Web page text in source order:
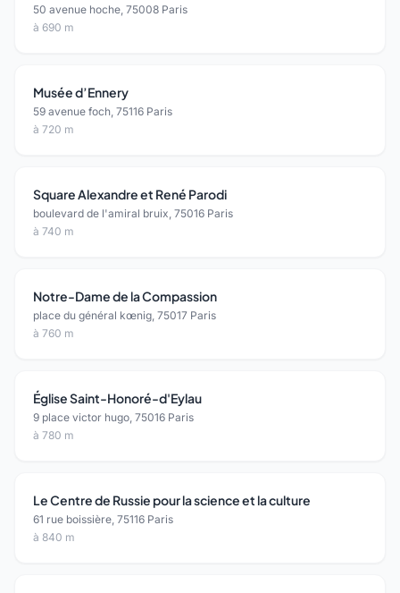
50 avenue hoche, 75008 Paris
à 690 m
Musée d’Ennery
59 avenue foch, 75116 Paris
à 720 m
Square Alexandre et René Parodi
boulevard de l'amiral bruix, 75016 Paris
à 740 m
Notre-Dame de la Compassion
place du général kœnig, 75017 Paris
à 760 m
Église Saint-Honoré-d'Eylau
9 place victor hugo, 75016 Paris
à 780 m
Le Centre de Russie pour la science et la culture
61 rue boissière, 75116 Paris
à 840 m